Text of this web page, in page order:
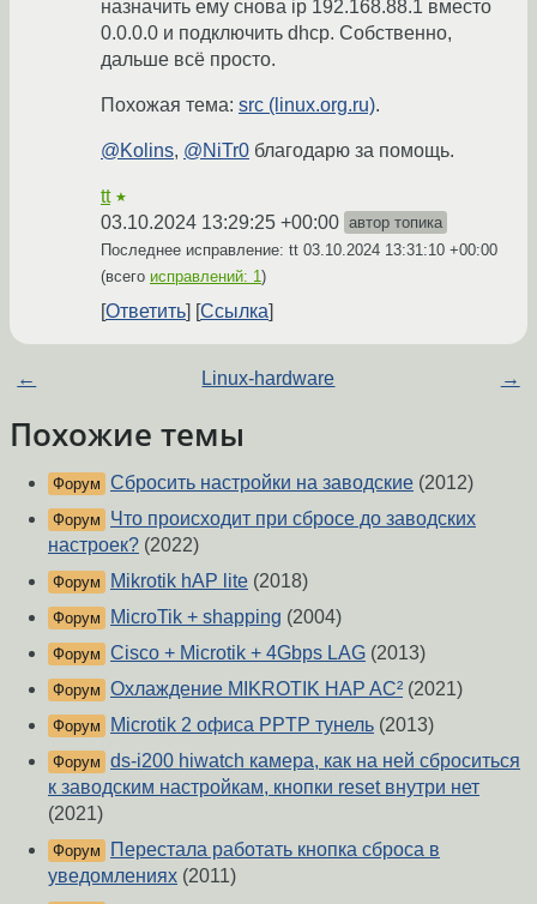
назначить ему снова ip 192.168.88.1 вместо
0.0.0.0 и подключить dhcp. Собственно,
дальше всё просто.
Похожая тема: src (linux.org.ru).
@Kolins, @NiTr0 благодарю за помощь.
tt ★
03.10.2024 13:29:25 +00:00 автор топика
Последнее исправление: tt 03.10.2024 13:31:10 +00:00
(всего исправлений: 1)
Ответить Ссылка
← Linux-hardware →
Похожие темы
Форум Сбросить настройки на заводские (2012)
Форум
Что происходит при сбросе до заводских
настроек? (2022)
Форум Mikrotik hAP lite (2018)
Форум MicroTik + shapping (2004)
Форум Cisco + Microtik + 4Gbps LAG (2013)
Форум Охлаждение MIKROTIK HAP AC² (2021)
Форум Microtik 2 офиса PPTP тунель (2013)
Форум ds-i200 hiwatch камера, как на ней сброситься
к заводским настройкам, кнопки reset внутри нет
(2021)
Форум
Перестала работать кнопка сброса в
уведомлениях (2011)